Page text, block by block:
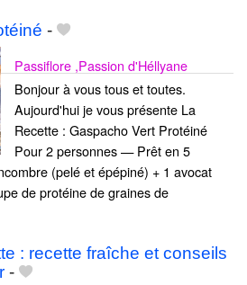
-
Passiflore ,Passion d'Héllyane
Bonjour à vous tous et toutes.
Aujourd'hui je vous présente La
Recette : Gaspacho Vert Protéiné
Pour 2 personnes — Prêt en 5
(pelé et épépiné) + 1 avocat
de protéine de graines de
: recette fraîche et conseils
-